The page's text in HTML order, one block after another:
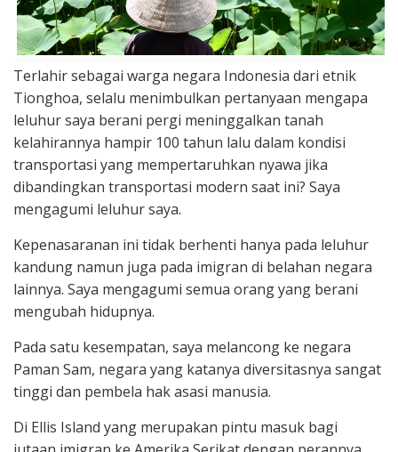
Terlahir sebagai warga negara Indonesia dari etnik
Tionghoa, selalu menimbulkan pertanyaan mengapa
leluhur saya berani pergi meninggalkan tanah
kelahirannya hampir 100 tahun lalu dalam kondisi
transportasi yang mempertaruhkan nyawa jika
dibandingkan transportasi modern saat ini? Saya
mengagumi leluhur saya.
Kepenasaranan ini tidak berhenti hanya pada leluhur
kandung namun juga pada imigran di belahan negara
lainnya. Saya mengagumi semua orang yang berani
mengubah hidupnya.
Pada satu kesempatan, saya melancong ke negara
Paman Sam, negara yang katanya diversitasnya sangat
tinggi dan pembela hak asasi manusia.
Di Ellis Island yang merupakan pintu masuk bagi